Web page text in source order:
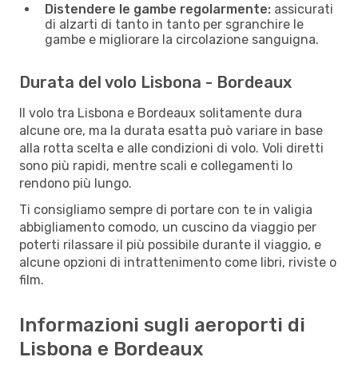
Distendere le gambe regolarmente: assicurati
di alzarti di tanto in tanto per sgranchire le
gambe e migliorare la circolazione sanguigna.
Durata del volo Lisbona - Bordeaux
Il volo tra Lisbona e Bordeaux solitamente dura
alcune ore, ma la durata esatta può variare in base
alla rotta scelta e alle condizioni di volo. Voli diretti
sono più rapidi, mentre scali e collegamenti lo
rendono più lungo.
Ti consigliamo sempre di portare con te in valigia
abbigliamento comodo, un cuscino da viaggio per
poterti rilassare il più possibile durante il viaggio, e
alcune opzioni di intrattenimento come libri, riviste o
film.
Informazioni sugli aeroporti di
Lisbona e Bordeaux